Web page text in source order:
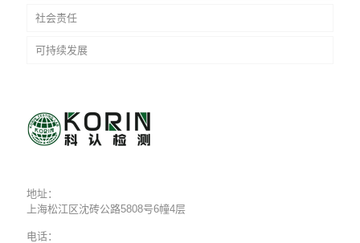
社会责任
可持续发展
地址：
上海松江区沈砖公路5808号6幢4层
电话：